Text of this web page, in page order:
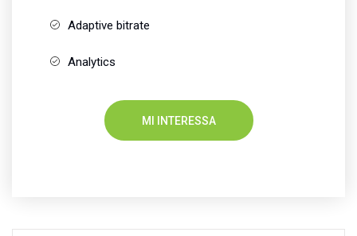
Adaptive bitrate
Analytics
MI INTERESSA